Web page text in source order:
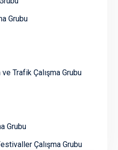
Grubu
Trafik Çalışma Grubu
Grubu
Çalışma Grubu